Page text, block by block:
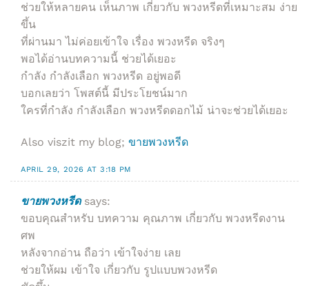
ช่วยให้หลายคน เห็นภาพ เกี่ยวกับ พวงหรีดที่เหมาะสม ง่าย
ขึ้น
ที่ผ่านมา ไม่ค่อยเข้าใจ เรื่อง พวงหรีด จริงๆ
พอได้อ่านบทความนี้ ช่วยได้เยอะ
กำลัง กำลังเลือก พวงหรีด อยู่พอดี
บอกเลยว่า โพสต์นี้ มีประโยชน์มาก
ใครที่กำลัง กำลังเลือก พวงหรีดดอกไม้ น่าจะช่วยได้เยอะ
Also viszit my blog; ขายพวงหรีด
APRIL 29, 2026 AT 3:18 PM
ขายพวงหรีด says:
ขอบคุณสำหรับ บทความ คุณภาพ เกี่ยวกับ พวงหรีดงาน
ศพ
หลังจากอ่าน ถือว่า เข้าใจง่าย เลย
ช่วยให้ผม เข้าใจ เกี่ยวกับ รูปแบบพวงหรีด